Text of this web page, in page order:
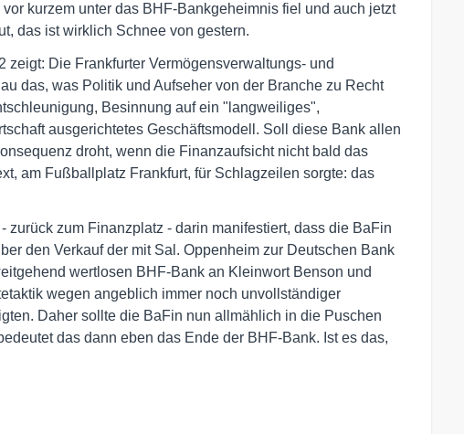
kurzem unter das BHF-Bankgeheimnis fiel und auch jetzt
das ist wirklich Schnee von gestern.
zeigt: Die Frankfurter Vermögensverwaltungs- und
das, was Politik und Aufseher von der Branche zu Recht
Besinnung auf ein "langweiliges",
ausgerichtetes Geschäftsmodell. Soll diese Bank allen
droht, wenn die Finanzaufsicht nicht bald das
am Fußballplatz Frankfurt, für Schlagzeilen sorgte: das
zurück zum Finanzplatz - darin manifestiert, dass die BaFin
den Verkauf der mit Sal. Oppenheim zur Deutschen Bank
wertlosen BHF-Bank an Kleinwort Benson und
wegen angeblich immer noch unvollständiger
Daher sollte die BaFin nun allmählich in die Puschen
das dann eben das Ende der BHF-Bank. Ist es das,